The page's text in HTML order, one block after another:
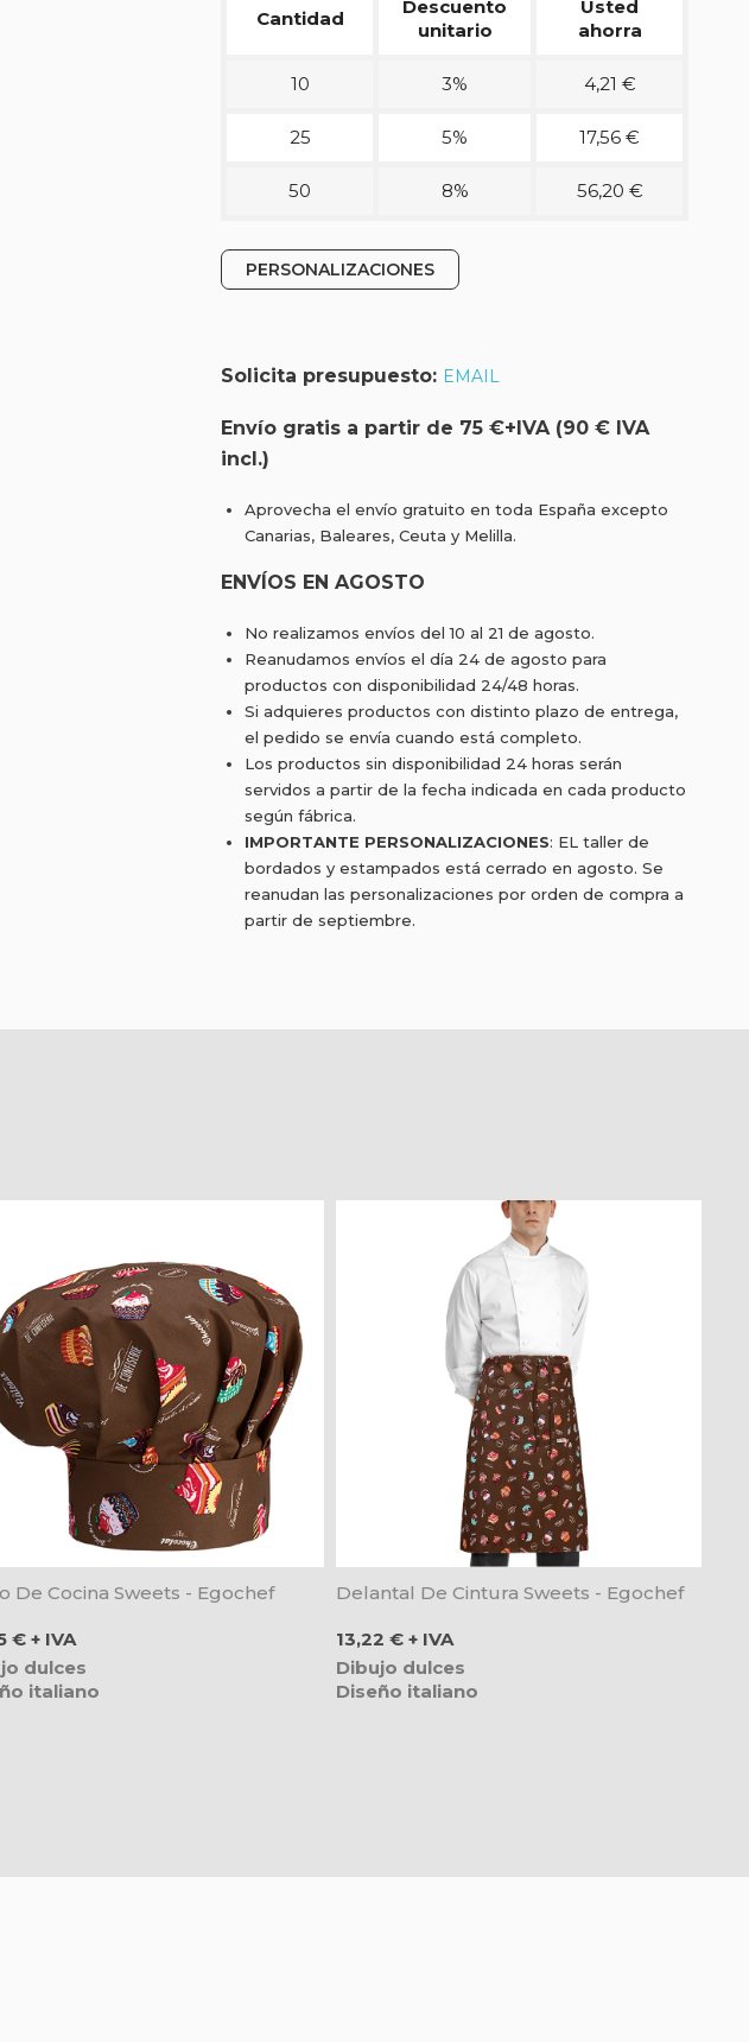
Cantidad
Descuento
unitario
Usted
ahorra
10 3% 4,21 €
25 5% 17,56 €
50 8% 56,20 €
PERSONALIZACIONES
Solicita presupuesto: EMAIL
Envío gratis a partir de 75 €+IVA (90 € IVA
incl.)
Aprovecha el envío gratuito en toda España excepto
Canarias, Baleares, Ceuta y Melilla.
ENVÍOS EN AGOSTO
No realizamos envíos del 10 al 21 de agosto.
Reanudamos envíos el día 24 de agosto para
productos con disponibilidad 24/48 horas.
Si adquieres productos con distinto plazo de entrega,
el pedido se envía cuando está completo.
Los productos sin disponibilidad 24 horas serán
servidos a partir de la fecha indicada en cada producto
según fábrica.
IMPORTANTE PERSONALIZACIONES: EL taller de
bordados y estampados está cerrado en agosto. Se
reanudan las personalizaciones por orden de compra a
partir de septiembre.
De Cocina Sweets - Egochef
€ + IVA
dulces
italiano
Delantal De Cintura Sweets - Egochef
Precio
13,22 € + IVA
Dibujo dulces
Diseño italiano